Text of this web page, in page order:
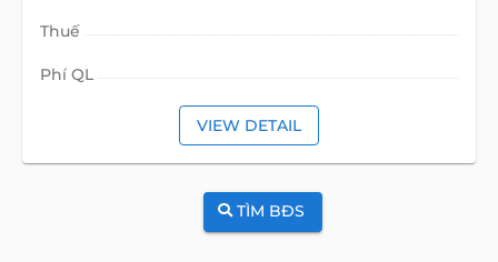
Thuế
Phí QL
VIEW DETAIL
TÌM BĐS